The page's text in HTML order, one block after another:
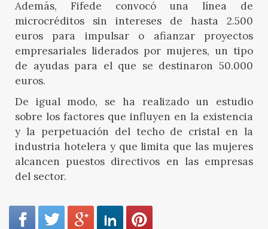
Además, Fifede convocó una línea de
microcréditos sin intereses de hasta 2.500
euros para impulsar o afianzar proyectos
empresariales liderados por mujeres, un tipo
de ayudas para el que se destinaron 50.000
euros.
De igual modo, se ha realizado un estudio
sobre los factores que influyen en la existencia
y la perpetuación del techo de cristal en la
industria hotelera y que limita que las mujeres
alcancen puestos directivos en las empresas
del sector.